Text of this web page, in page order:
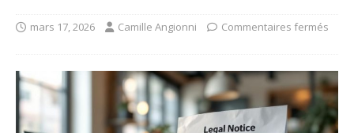
mars 17, 2026 Camille Angionni Commentaires fermés